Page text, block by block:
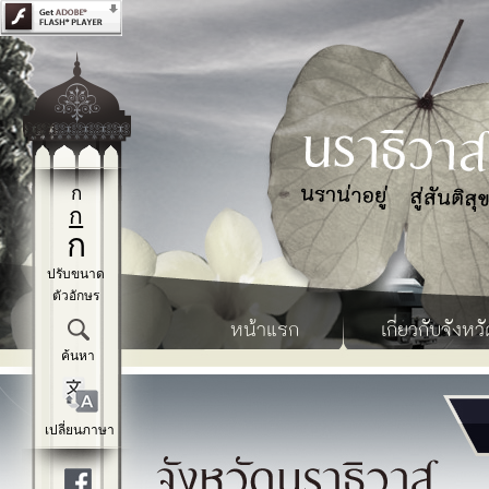
ก
ก
ก
ปรับขนาด
ตัวอักษร
ค้นหา
เปลี่ยนภาษา
หน้าแรก เกี่ยวกับจังห